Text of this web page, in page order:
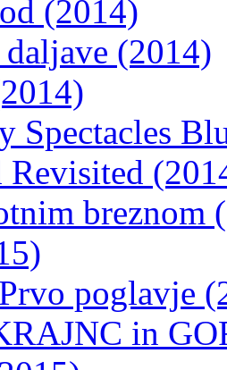
(2014)
(2014)
Spectacles
Revisited
breznom
poglavje
in